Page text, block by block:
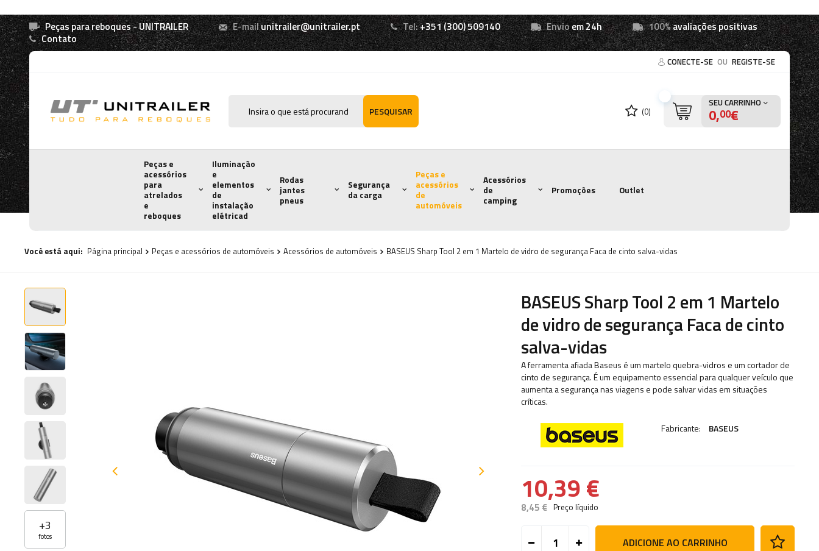
Peças para reboques - UNITRAILER E-mailunitrailer@unitrailer.pt Tel:+351 (300) 509140 Envioem 24h 100%avaliações positivas
Contato
CONECTE-SE OU REGISTE-SE
PESQUISAR (0)
SEU CARRINHO
0,00€
Peças e
acessórios
para
atrelados
e
reboques
Iluminação
e
elementos
de
instalação
elétricad
Rodas
jantes
pneus
Segurança
da carga
Peças e
acessórios
de
automóveis
Acessórios
de
camping
Promoções Outlet
Você está aqui: Página principal Peças e acessórios de automóveis Acessórios de automóveis BASEUS Sharp Tool 2 em 1 Martelo de vidro de segurança Faca de cinto salva-vidas
+3
fotos
BASEUS Sharp Tool 2 em 1 Martelo
de vidro de segurança Faca de cinto
salva-vidas
A ferramenta afiada Baseus é um martelo quebra-vidros e um cortador de
cinto de segurança. É um equipamento essencial para qualquer veículo que
aumenta a segurança nas viagens e pode salvar vidas em situações
críticas.
Fabricante: BASEUS
10,39 €
8,45 € Preço líquido
ADICIONE AO CARRINHO